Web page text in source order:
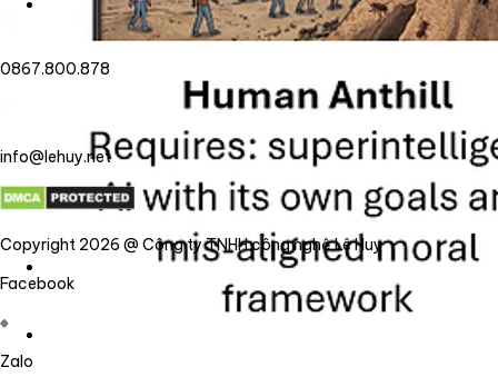
0867.800.878
info@lehuy.net
Copyright 2026 @ Công ty TNHH công nghệ Lê Huy
Facebook
Zalo